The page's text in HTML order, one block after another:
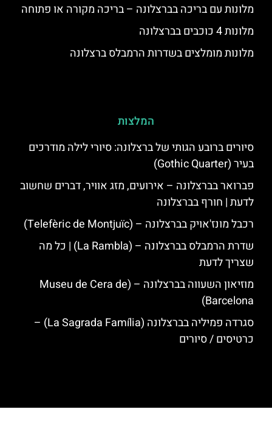
מלונות עם בריכה בברצלונה – בריכה מקורה או פתוחה
מלונות 4 כוכבים בברצלונה
מלונות מומלצים בשדרות הרמבלס ברצלונה
המלצות
סיורים ברובע הגותי של ברצלונה: סיורי לילה מודרכים
בעיר (Gothic Quarter)
פברואר בברצלונה – אירועים, מזג אוויר, דברים שחשוב
לדעת | חורף בברצלונה
רכבל מונז'אויק בברצלונה – (Telefèric de Montjuïc)
שדרת הרמבלס בברצלונה – (La Rambla) | כל מה
שצריך לדעת
מוזיאון השעווה בברצלונה – (Museu de Cera de
Barcelona)
סגרדה פמיליה בברצלונה (La Sagrada Família) –
כרטיסים / סיורים